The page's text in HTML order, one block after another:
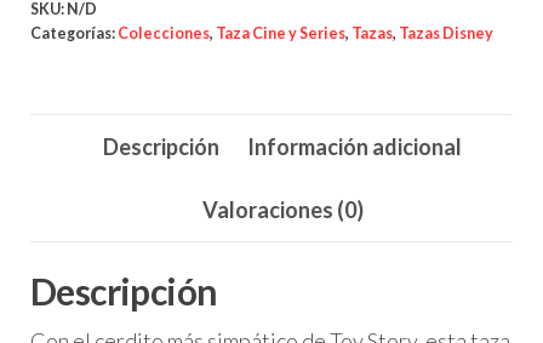
los
SKU: N/D
Categorías: Colecciones, Taza Cine y Series, Tazas, Tazas Disney
Descripción Información adicional
Valoraciones (0)
Descripción